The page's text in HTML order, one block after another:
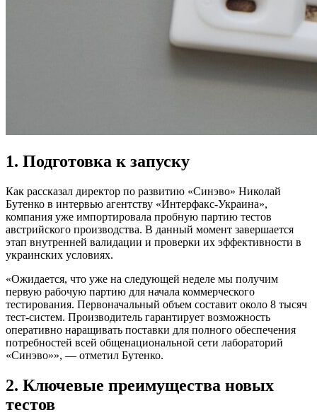
1. Подготовка к запуску
Как рассказал директор по развитию «Синэво» Николай
Бутенко в интервью агентству «Интерфакс-Украина»,
компания уже импортировала пробную партию тестов
австрийского производства. В данный момент завершается
этап внутренней валидации и проверки их эффективности в
украинских условиях.
«Ожидается, что уже на следующей неделе мы получим
первую рабочую партию для начала коммерческого
тестирования. Первоначальный объем составит около 8 тысяч
тест-систем. Производитель гарантирует возможность
оперативно наращивать поставки для полного обеспечения
потребностей всей общенациональной сети лабораторий
«Синэво»», — отметил Бутенко.
2. Ключевые преимущества новых
тестов